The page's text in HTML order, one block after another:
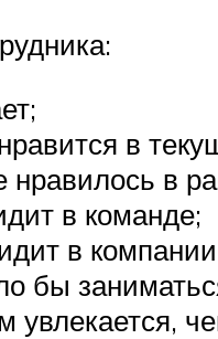
в
нравилось в
в команде;
в
бы
увлекается,